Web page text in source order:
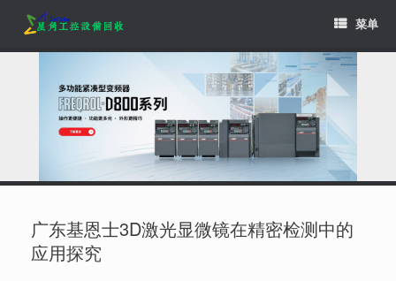
content
菜单
广东基恩士3D激光显微镜在精密检测中的
应用探究